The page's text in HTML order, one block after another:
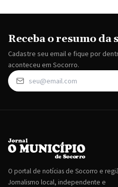
Receba o resumo da
Cadastre seu email e fique por
aconteceu em Socorro.
O portal de notícias de Socorro e
Jornalismo local, independente e